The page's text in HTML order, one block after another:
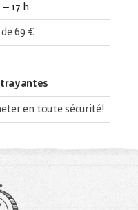
17 h
69 €
en toute sécurité!